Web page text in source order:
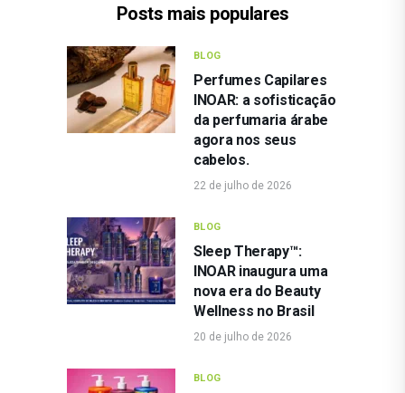
Posts mais populares
BLOG
Perfumes Capilares
INOAR: a sofisticação
da perfumaria árabe
agora nos seus
cabelos.
22 de julho de 2026
BLOG
Sleep Therapy™:
INOAR inaugura uma
nova era do Beauty
Wellness no Brasil
20 de julho de 2026
BLOG